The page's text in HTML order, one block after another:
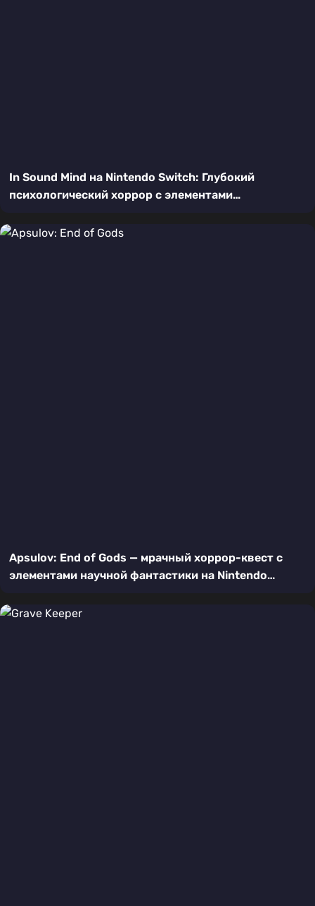
In Sound Mind на Nintendo Switch: Глубокий
психологический хоррор с элементами
Apsulov: End of Gods — мрачный хоррор-квест с
элементами научной фантастики на Nintendo